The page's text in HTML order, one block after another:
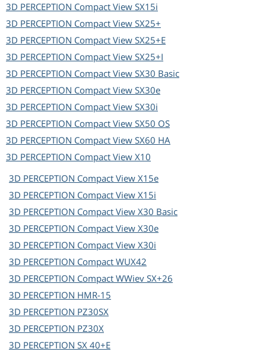
3D PERCEPTION Compact View SX15i
3D PERCEPTION Compact View SX25+
3D PERCEPTION Compact View SX25+E
3D PERCEPTION Compact View SX25+I
3D PERCEPTION Compact View SX30 Basic
3D PERCEPTION Compact View SX30e
3D PERCEPTION Compact View SX30i
3D PERCEPTION Compact View SX50 OS
3D PERCEPTION Compact View SX60 HA
3D PERCEPTION Compact View X10
3D PERCEPTION Compact View X15e
3D PERCEPTION Compact View X15i
3D PERCEPTION Compact View X30 Basic
3D PERCEPTION Compact View X30e
3D PERCEPTION Compact View X30i
3D PERCEPTION Compact WUX42
3D PERCEPTION Compact WWiev SX+26
3D PERCEPTION HMR-15
3D PERCEPTION PZ30SX
3D PERCEPTION PZ30X
3D PERCEPTION SX 40+E